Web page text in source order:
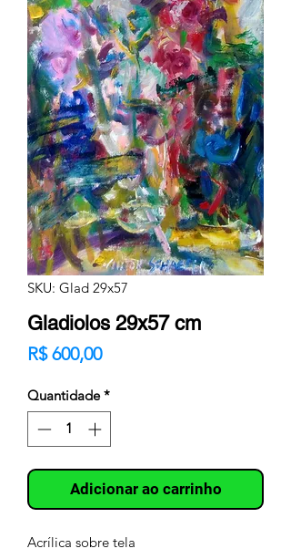
SKU: Glad 29x57
Gladiolos 29x57 cm
R$ 600,00Preço
Quantidade *
Adicionar ao carrinho
Acrílica sobre tela